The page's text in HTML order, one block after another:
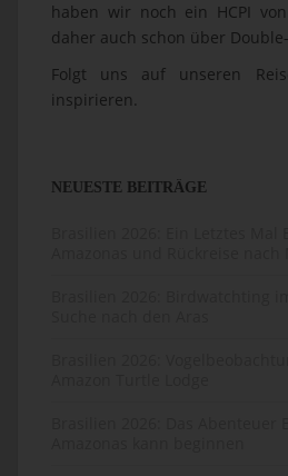
haben wir noch ein HCPI
daher auch schon über
Folgt uns auf unseren
inspirieren.
NEUESTE BEITRÄGE